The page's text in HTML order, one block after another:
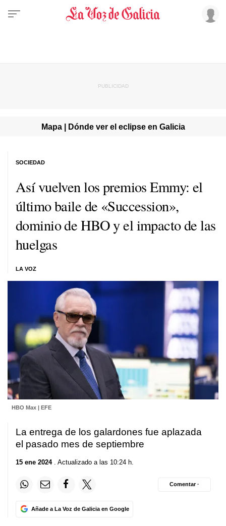
Mapa | Dónde ver el eclipse en Galicia
Así vuelven los premios Emmy: el
último baile de «Succession»,
dominio de HBO y el impacto de las
huelgas
LA VOZ
SOCIEDAD
HBO Max | EFE
La entrega de los galardones fue aplazada
el pasado mes de septiembre
15 ene 2024. Actualizado a las 10:24 h.
Añade a La Voz de Galicia en Google
Comentar ·